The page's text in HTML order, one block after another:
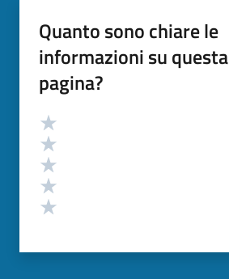
Quanto sono chiare le
informazioni su questa
pagina?
Valutazione